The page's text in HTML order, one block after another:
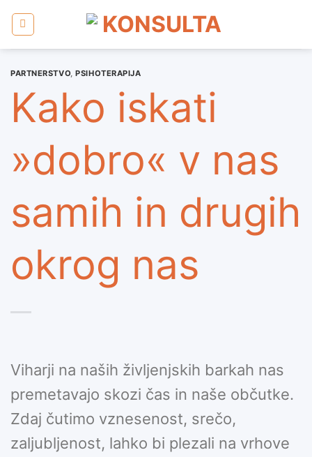
PARTNERSTVO,PSIHOTERAPIJA
Kako iskati
»dobro« v nas
samih in drugih
okrog nas
Viharji na naših življenjskih barkah nas
premetavajo skozi čas in naše občutke.
Zdaj čutimo vznesenost, srečo,
zaljubljenost, lahko bi plezali na vrhove